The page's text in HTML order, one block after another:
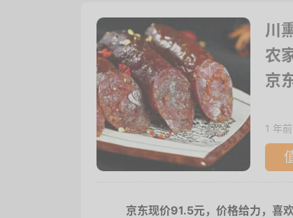
川
农
京
1 年
京东现价91.5元，价格给力，喜